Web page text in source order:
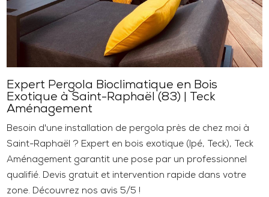
Expert Pergola Bioclimatique en Bois
Exotique à Saint-Raphaël (83) | Teck
Aménagement
Besoin d'une installation de pergola près de chez moi à
Saint-Raphaël ? Expert en bois exotique (Ipé, Teck), Teck
Aménagement garantit une pose par un professionnel
qualifié. Devis gratuit et intervention rapide dans votre
zone. Découvrez nos avis 5/5 !